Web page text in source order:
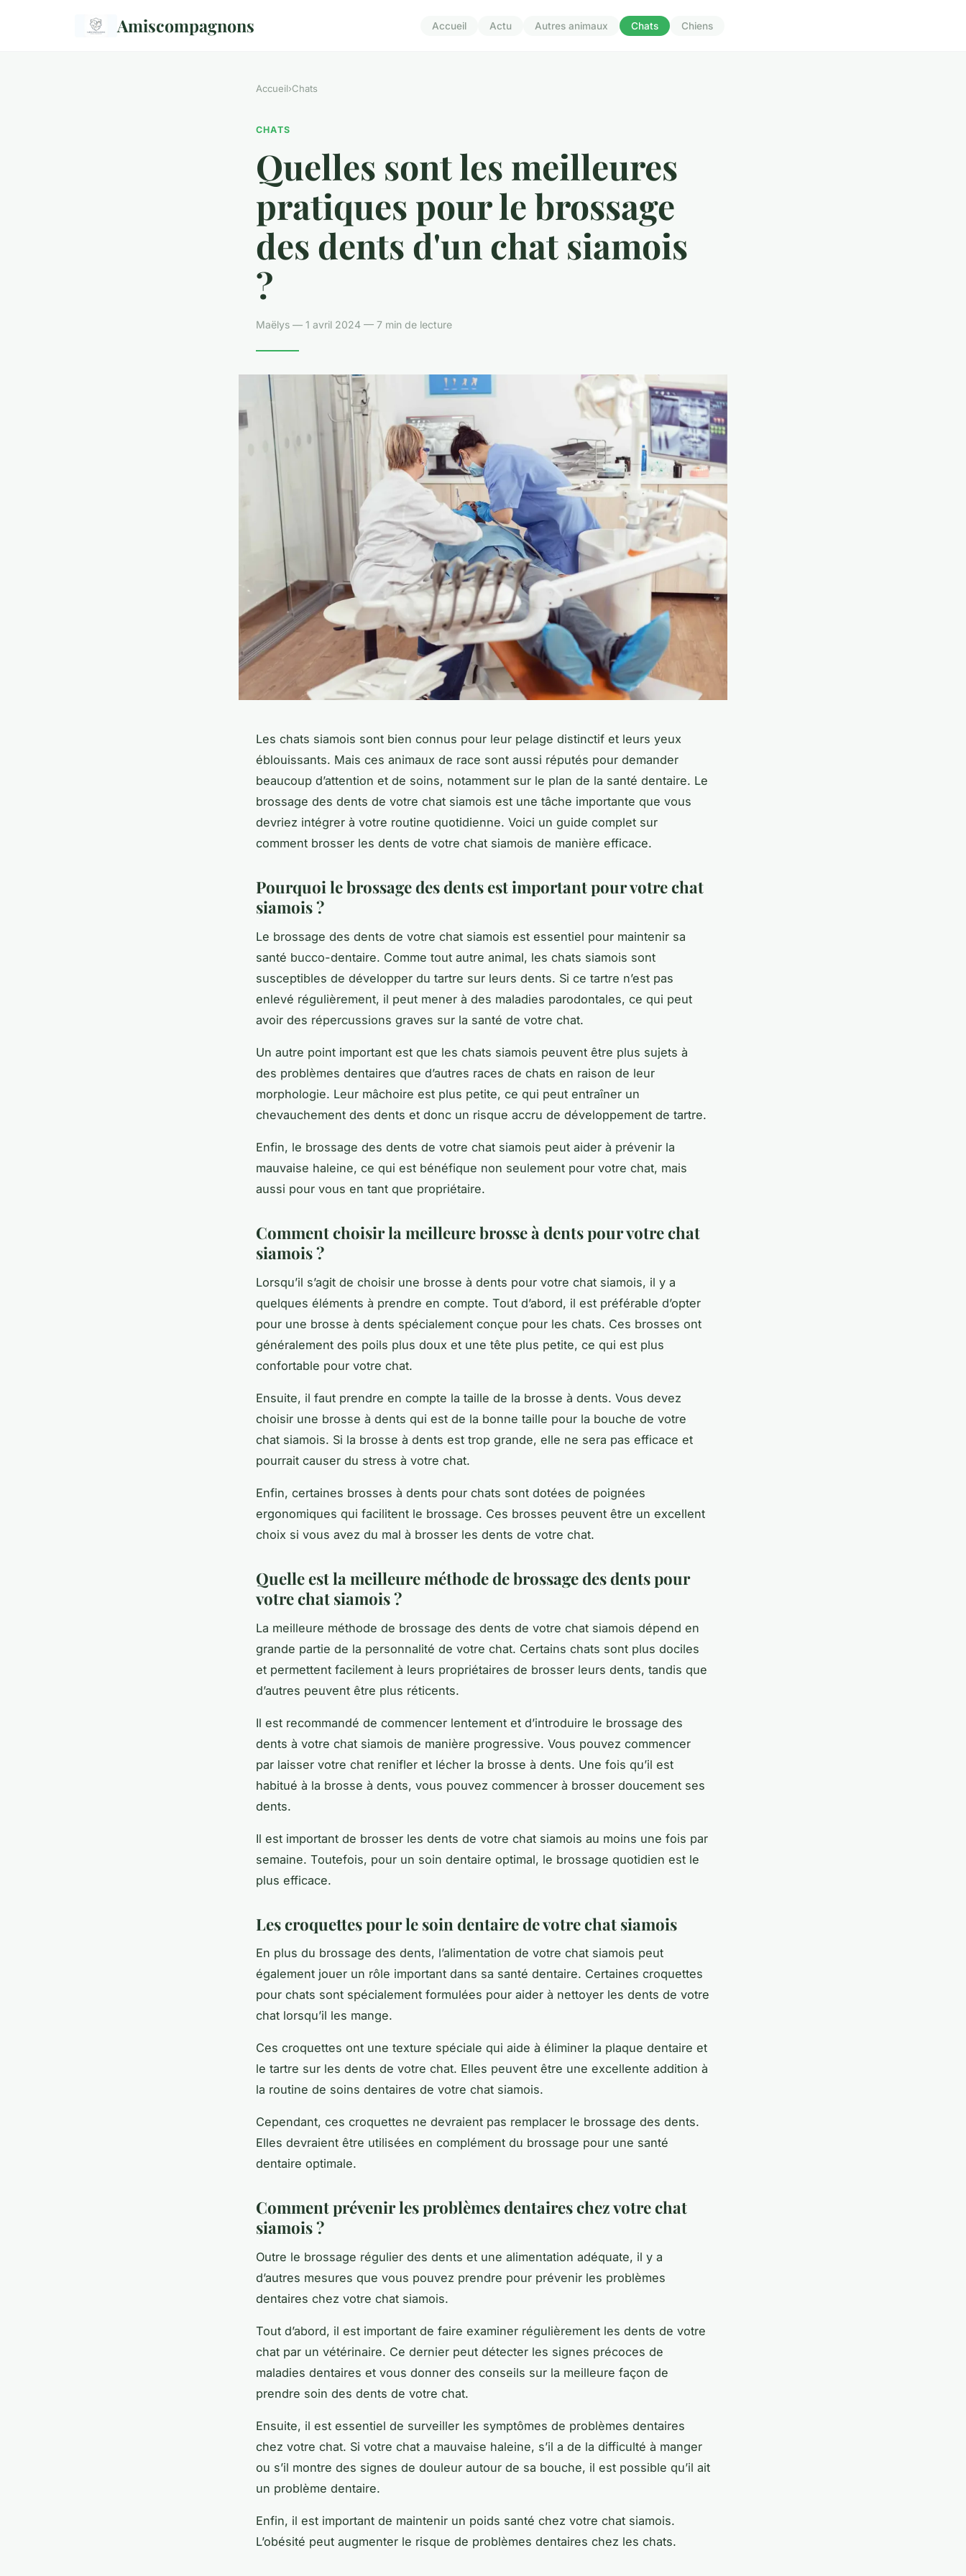
Amiscompagnons Accueil Actu Autres animaux Chats Chiens
Accueil›Chats
CHATS
Quelles sont les meilleures
pratiques pour le brossage
des dents d'un chat siamois
?
Maëlys — 1 avril 2024 — 7 min de lecture
Les chats siamois sont bien connus pour leur pelage distinctif et leurs yeux
éblouissants. Mais ces animaux de race sont aussi réputés pour demander
beaucoup d’attention et de soins, notamment sur le plan de la santé dentaire. Le
brossage des dents de votre chat siamois est une tâche importante que vous
devriez intégrer à votre routine quotidienne. Voici un guide complet sur
comment brosser les dents de votre chat siamois de manière efficace.
Pourquoi le brossage des dents est important pour votre chat
siamois ?
Le brossage des dents de votre chat siamois est essentiel pour maintenir sa
santé bucco-dentaire. Comme tout autre animal, les chats siamois sont
susceptibles de développer du tartre sur leurs dents. Si ce tartre n’est pas
enlevé régulièrement, il peut mener à des maladies parodontales, ce qui peut
avoir des répercussions graves sur la santé de votre chat.
Un autre point important est que les chats siamois peuvent être plus sujets à
des problèmes dentaires que d’autres races de chats en raison de leur
morphologie. Leur mâchoire est plus petite, ce qui peut entraîner un
chevauchement des dents et donc un risque accru de développement de tartre.
Enfin, le brossage des dents de votre chat siamois peut aider à prévenir la
mauvaise haleine, ce qui est bénéfique non seulement pour votre chat, mais
aussi pour vous en tant que propriétaire.
Comment choisir la meilleure brosse à dents pour votre chat
siamois ?
Lorsqu’il s’agit de choisir une brosse à dents pour votre chat siamois, il y a
quelques éléments à prendre en compte. Tout d’abord, il est préférable d’opter
pour une brosse à dents spécialement conçue pour les chats. Ces brosses ont
généralement des poils plus doux et une tête plus petite, ce qui est plus
confortable pour votre chat.
Ensuite, il faut prendre en compte la taille de la brosse à dents. Vous devez
choisir une brosse à dents qui est de la bonne taille pour la bouche de votre
chat siamois. Si la brosse à dents est trop grande, elle ne sera pas efficace et
pourrait causer du stress à votre chat.
Enfin, certaines brosses à dents pour chats sont dotées de poignées
ergonomiques qui facilitent le brossage. Ces brosses peuvent être un excellent
choix si vous avez du mal à brosser les dents de votre chat.
Quelle est la meilleure méthode de brossage des dents pour
votre chat siamois ?
La meilleure méthode de brossage des dents de votre chat siamois dépend en
grande partie de la personnalité de votre chat. Certains chats sont plus dociles
et permettent facilement à leurs propriétaires de brosser leurs dents, tandis que
d’autres peuvent être plus réticents.
Il est recommandé de commencer lentement et d’introduire le brossage des
dents à votre chat siamois de manière progressive. Vous pouvez commencer
par laisser votre chat renifler et lécher la brosse à dents. Une fois qu’il est
habitué à la brosse à dents, vous pouvez commencer à brosser doucement ses
dents.
Il est important de brosser les dents de votre chat siamois au moins une fois par
semaine. Toutefois, pour un soin dentaire optimal, le brossage quotidien est le
plus efficace.
Les croquettes pour le soin dentaire de votre chat siamois
En plus du brossage des dents, l’alimentation de votre chat siamois peut
également jouer un rôle important dans sa santé dentaire. Certaines croquettes
pour chats sont spécialement formulées pour aider à nettoyer les dents de votre
chat lorsqu’il les mange.
Ces croquettes ont une texture spéciale qui aide à éliminer la plaque dentaire et
le tartre sur les dents de votre chat. Elles peuvent être une excellente addition à
la routine de soins dentaires de votre chat siamois.
Cependant, ces croquettes ne devraient pas remplacer le brossage des dents.
Elles devraient être utilisées en complément du brossage pour une santé
dentaire optimale.
Comment prévenir les problèmes dentaires chez votre chat
siamois ?
Outre le brossage régulier des dents et une alimentation adéquate, il y a
d’autres mesures que vous pouvez prendre pour prévenir les problèmes
dentaires chez votre chat siamois.
Tout d’abord, il est important de faire examiner régulièrement les dents de votre
chat par un vétérinaire. Ce dernier peut détecter les signes précoces de
maladies dentaires et vous donner des conseils sur la meilleure façon de
prendre soin des dents de votre chat.
Ensuite, il est essentiel de surveiller les symptômes de problèmes dentaires
chez votre chat. Si votre chat a mauvaise haleine, s’il a de la difficulté à manger
ou s’il montre des signes de douleur autour de sa bouche, il est possible qu’il ait
un problème dentaire.
Enfin, il est important de maintenir un poids santé chez votre chat siamois.
L’obésité peut augmenter le risque de problèmes dentaires chez les chats.